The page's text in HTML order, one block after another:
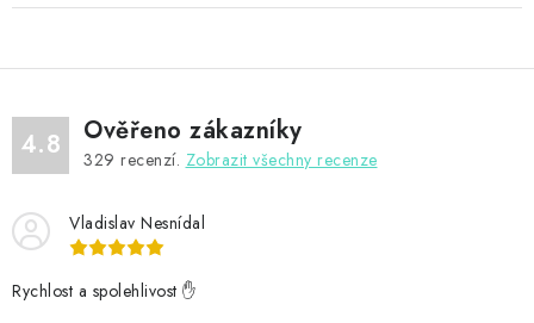
4.8 Ověřeno zákazníky
329 recenzí. Zobrazit všechny recenze
Vladislav Nesnídal
Rychlost a spolehlivost ✋